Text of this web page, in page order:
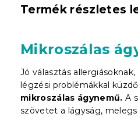
Termék részletes
Mikroszálas
Jó választás
légzési problémákkal
mikroszálas ágynemű. A
szövetet a lágyság,